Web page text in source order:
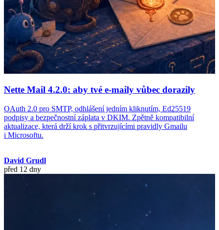
Nette Mail 4.2.0: aby tvé e-maily vůbec dorazily
OAuth 2.0 pro SMTP, odhlášení jedním kliknutím, Ed25519
podpisy a bezpečnostní záplata v DKIM. Zpětně kompatibilní
aktualizace, která drží krok s přitvrzujícími pravidly Gmailu
i Microsoftu.
David Grudl
před 12 dny